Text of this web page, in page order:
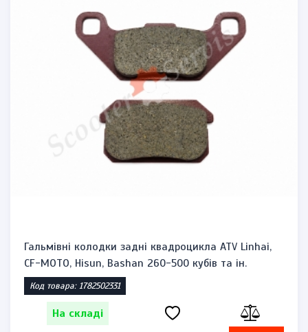
Гальмівні колодки задні квадроцикла ATV Linhai,
CF-MOTO, Hisun, Bashan 260-500 кубів та ін.
Код товара: 1782502331
На складі